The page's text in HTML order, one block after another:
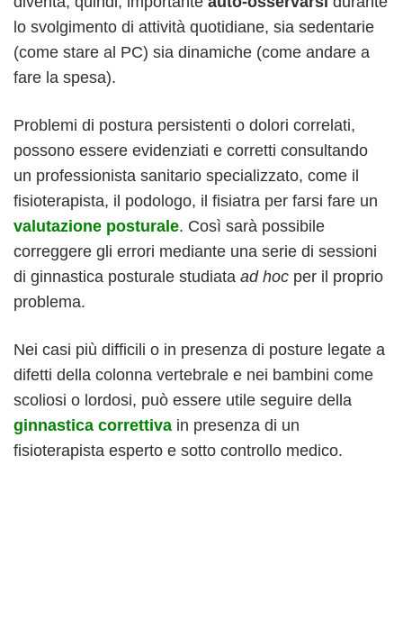
lo svolgimento di attività quotidiane, sia sedentarie
(come stare al PC) sia dinamiche (come andare a
fare la spesa).
Problemi di postura persistenti o dolori correlati,
possono essere evidenziati e corretti consultando
un professionista sanitario specializzato, come il
fisioterapista, il podologo, il fisiatra per farsi fare un
valutazione posturale. Così sarà possibile
correggere gli errori mediante una serie di sessioni
di ginnastica posturale studiata ad hoc per il proprio
problema.
Nei casi più difficili o in presenza di posture legate a
difetti della colonna vertebrale e nei bambini come
scoliosi o lordosi, può essere utile seguire della
ginnastica correttiva in presenza di un
fisioterapista esperto e sotto controllo medico.